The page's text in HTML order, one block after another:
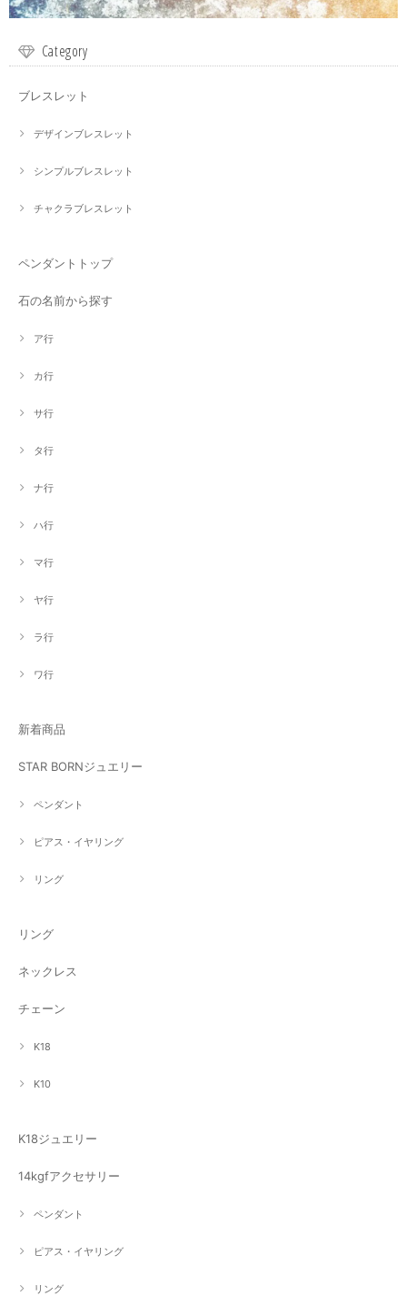
Category
ブレスレット
デザインブレスレット
シンプルブレスレット
チャクラブレスレット
ペンダントトップ
石の名前から探す
ア行
カ行
サ行
タ行
ナ行
ハ行
マ行
ヤ行
ラ行
ワ行
新着商品
STAR BORNジュエリー
ペンダント
ピアス・イヤリング
リング
リング
ネックレス
チェーン
K18
K10
K18ジュエリー
14kgfアクセサリー
ペンダント
ピアス・イヤリング
リング